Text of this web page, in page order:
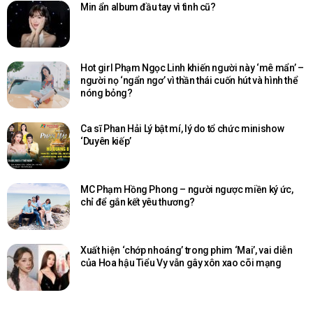
Min ẩn album đầu tay vì tình cũ?
Hot girl Phạm Ngọc Linh khiến người này ‘mê mẩn’ –
người nọ ‘ngẩn ngơ’ vì thần thái cuốn hút và hình thể
nóng bỏng?
Ca sĩ Phan Hải Lý bật mí, lý do tổ chức minishow
‘Duyên kiếp’
MC Phạm Hồng Phong – người ngược miền ký ức,
chỉ để gắn kết yêu thương?
Xuất hiện ‘chớp nhoáng’ trong phim ‘Mai’, vai diễn
của Hoa hậu Tiểu Vy vẫn gây xôn xao cõi mạng